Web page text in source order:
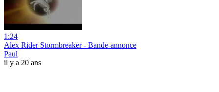
1:24
Alex Rider Stormbreaker - Bande-annonce
Paul
il y a 20 ans